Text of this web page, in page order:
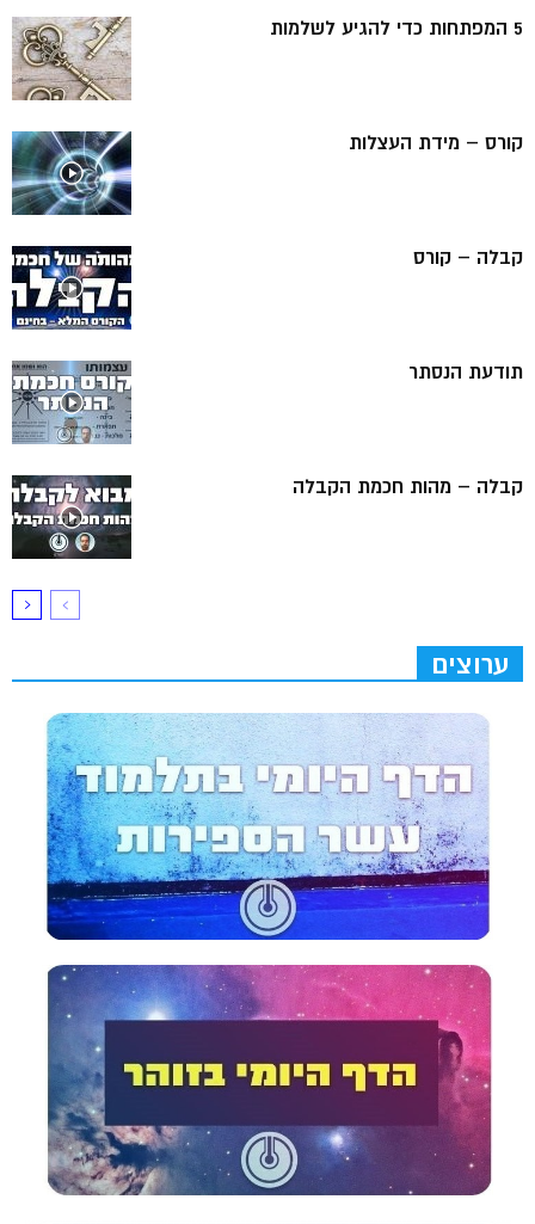
5 המפתחות כדי להגיע לשלמות
קורס – מידת העצלות
קבלה – קורס
תודעת הנסתר
קבלה – מהות חכמת הקבלה
ערוצים